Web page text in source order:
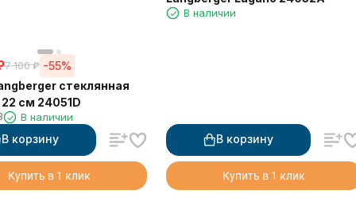
7 100 ₽ -55%
стеклянная
см 24051D
В наличии
В корзину
Купить в 1 клик
В наличии
В корзину
Купить в 1 клик